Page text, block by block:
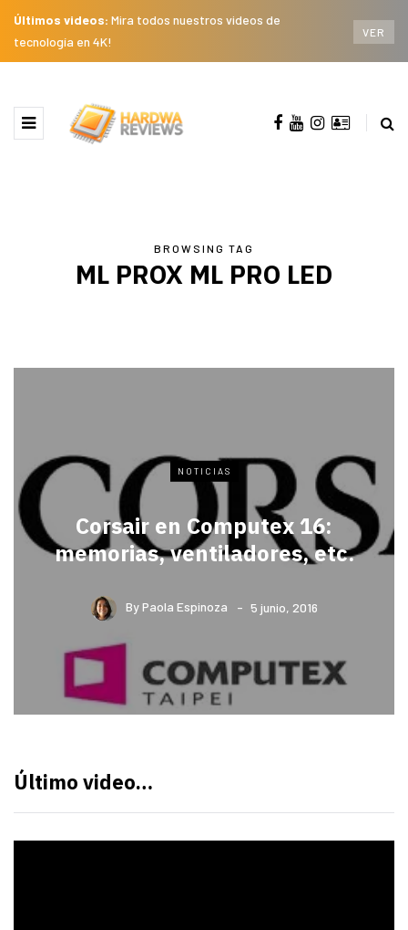
Últimos videos: Mira todos nuestros videos de
tecnología en 4K!
VER
BROWSING TAG
ML PROX ML PRO LED
NOTICIAS
Corsair en Computex 16:
memorias, ventiladores, etc.
ByPaola Espinoza 5 junio, 2016
Último video…